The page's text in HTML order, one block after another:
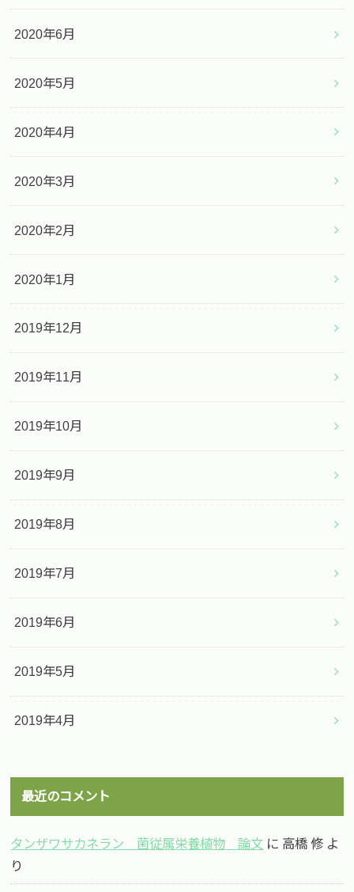
2020年6月
2020年5月
2020年4月
2020年3月
2020年2月
2020年1月
2019年12月
2019年11月
2019年10月
2019年9月
2019年8月
2019年7月
2019年6月
2019年5月
2019年4月
最近のコメント
タンザワサカネラン 菌従属栄養植物 論文 に 高橋 修 よ
り